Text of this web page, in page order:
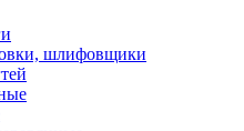
шлифовщики